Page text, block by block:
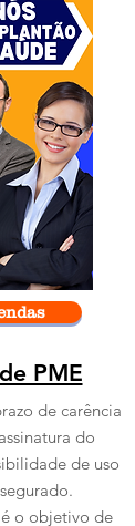
PME
de carência
do
de uso
o objetivo de